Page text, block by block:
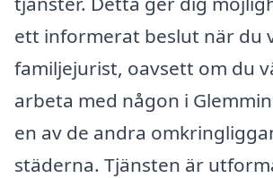
ett informerat beslut när du
familjejurist, oavsett om du
arbeta med någon i
en av de andra
städerna. Tjänsten är